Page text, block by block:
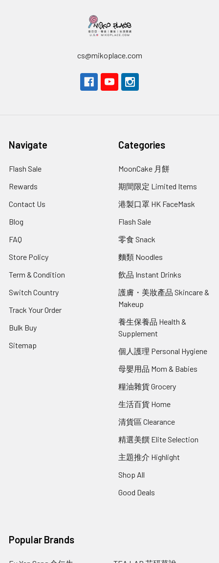
cs@mikoplace.com
Navigate
Flash Sale
Rewards
Contact Us
Blog
FAQ
Store Policy
Term & Condition
Switch Country
Track Your Order
Bulk Buy
Sitemap
Categories
MoonCake 月餅
期間限定 Limited Items
港製口罩 HK FaceMask
Flash Sale
零食 Snack
麵類 Noodles
飲品 Instant Drinks
護膚・美妝產品 Skincare &
Makeup
養生保養品 Health &
Supplement
個人護理 Personal Hygiene
母嬰用品 Mom & Babies
糧油雜貨 Grocery
生活百貨 Home
清貨區 Clearance
精選美饌 Elite Selection
主題推介 Highlight
Shop All
Good Deals
Popular Brands